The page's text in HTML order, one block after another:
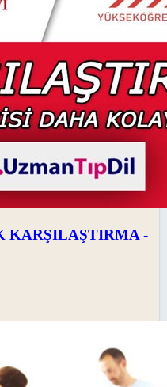
KARŞILAŞTIRMA -